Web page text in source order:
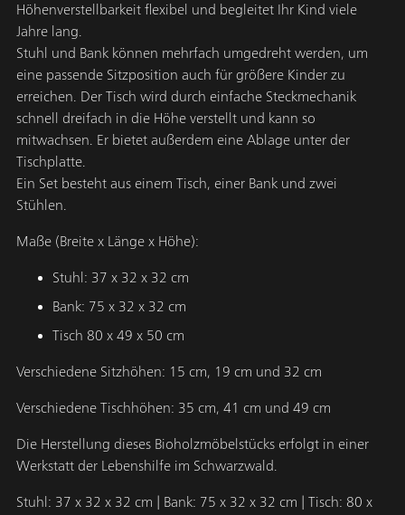
Höhenverstellbarkeit flexibel und begleitet Ihr Kind viele
Jahre lang.
Stuhl und Bank können mehrfach umgedreht werden, um
eine passende Sitzposition auch für größere Kinder zu
erreichen. Der Tisch wird durch einfache Steckmechanik
schnell dreifach in die Höhe verstellt und kann so
mitwachsen. Er bietet außerdem eine Ablage unter der
Tischplatte.
Ein Set besteht aus einem Tisch, einer Bank und zwei
Stühlen.
Maße (Breite x Länge x Höhe):
Stuhl: 37 x 32 x 32 cm
Bank: 75 x 32 x 32 cm
Tisch 80 x 49 x 50 cm
Verschiedene Sitzhöhen: 15 cm, 19 cm und 32 cm
Verschiedene Tischhöhen: 35 cm, 41 cm und 49 cm
Die Herstellung dieses Bioholzmöbelstücks erfolgt in einer
Werkstatt der Lebenshilfe im Schwarzwald.
Stuhl: 37 x 32 x 32 cm | Bank: 75 x 32 x 32 cm | Tisch: 80 x